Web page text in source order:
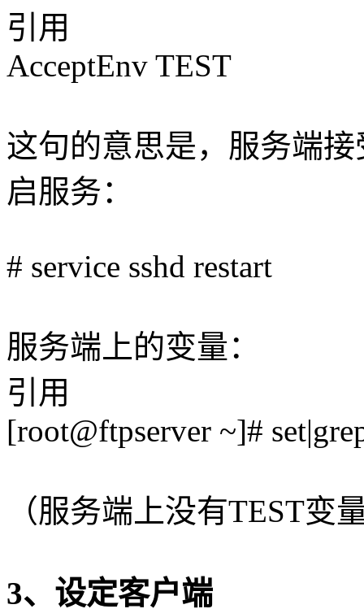
引用
AcceptEnv TEST
这句的意思是，服务端
启服务：
# service sshd restart
服务端上的变量：
引用
[root@ftpserver ~]#
（服务端上没有TEST变
3、设定客户端